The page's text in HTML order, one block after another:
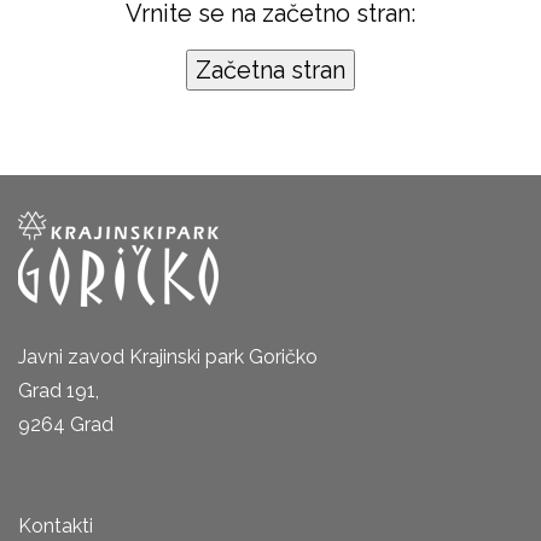
Vrnite se na začetno stran:
Javni zavod Krajinski park Goričko
Grad 191,
9264 Grad
Kontakti